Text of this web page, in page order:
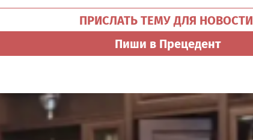
ПРИСЛАТЬ ТЕМУ ДЛЯ НОВОСТИ
Пиши в Прецедент